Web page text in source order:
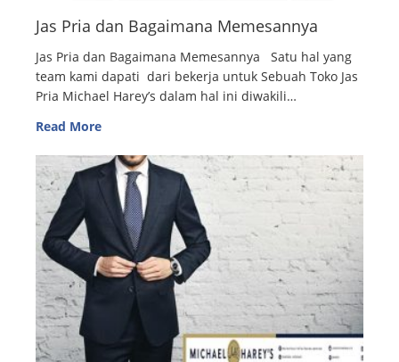
Jas Pria dan Bagaimana Memesannya
Jas Pria dan Bagaimana Memesannya Satu hal yang
team kami dapati dari bekerja untuk Sebuah Toko Jas
Pria Michael Harey’s dalam hal ini diwakili…
Read More